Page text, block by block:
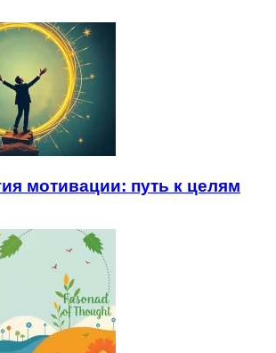
мотивации: путь к целям